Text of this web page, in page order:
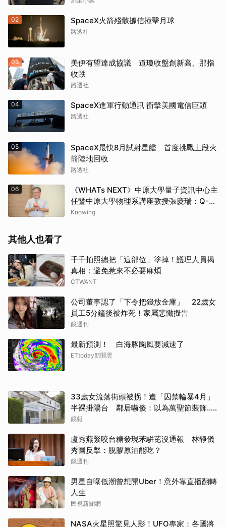
02 SpaceX火箭殘骸據信撞擊月球
路透社
03
美伊有望達成協議 道瓊收盤創新高、那指
收跌
路透社
04 SpaceX進軍行動通訊 衝擊美國電信巨頭
路透社
05
SpaceX最快8月試射星艦 首度挑戰上段火
箭陸地回收
路透社
06
《WHATs NEXT》中原大學量子資訊中心主
任暨中原大學物理系講座教授張慶瑞：Q-
day的countdown現在已經開始了
Knowing
其他人也看了
千千拍照總把「這部位」塗掉！護理人員揭
真相：避免惹來不必要麻煩
CTWANT
公司董事認了「下令把錢放金庫」 22歲女
員工5分鐘後被炸死！家屬悲慟擬告
鏡週刊
最新預測！ 白海豚颱風要減速了
ETtoday新聞雲
33歲女流落街頭被拐！遭「囚禁輪暴4月」
半裸掛陽台 鄰居嚇傻：以為萬聖節裝飾...
主謀竟與妻小同住
鏡報
盧秀燕緊咬台糖發現苯駢芘沒通報 林靜儀
秀圖反擊：脫膠原油能吃？
鏡週刊
男星自曝低潮曾想開Uber！意外靠直播翻轉
人生
民視新聞網
NASA火星照驚見人影！UFO專家：各國將